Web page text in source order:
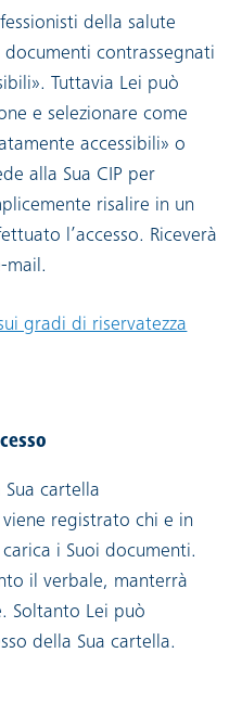
della salute
contrassegnati
Tuttavia Lei può
e selezionare come
accessibili» o
alla Sua CIP per
risalire in un
l’accesso. Riceverà
mail.
gradi di riservatezza
Sua cartella
registrato chi e in
i Suoi documenti.
il verbale, manterrà
Soltanto Lei può
della Sua cartella.